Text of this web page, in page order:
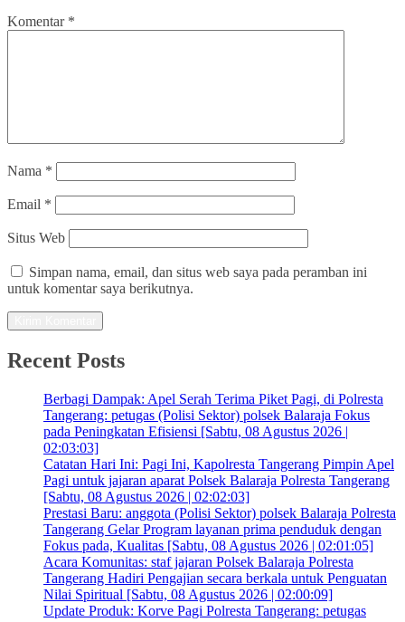
Komentar *
Nama *
Email *
Situs Web
Simpan nama, email, dan situs web saya pada peramban ini
untuk komentar saya berikutnya.
Recent Posts
Berbagi Dampak: Apel Serah Terima Piket Pagi, di Polresta
Tangerang: petugas (Polisi Sektor) polsek Balaraja Fokus
pada Peningkatan Efisiensi [Sabtu, 08 Agustus 2026 |
02:03:03]
Catatan Hari Ini: Pagi Ini, Kapolresta Tangerang Pimpin Apel
Pagi untuk jajaran aparat Polsek Balaraja Polresta Tangerang
[Sabtu, 08 Agustus 2026 | 02:02:03]
Prestasi Baru: anggota (Polisi Sektor) polsek Balaraja Polresta
Tangerang Gelar Program layanan prima penduduk dengan
Fokus pada, Kualitas [Sabtu, 08 Agustus 2026 | 02:01:05]
Acara Komunitas: staf jajaran Polsek Balaraja Polresta
Tangerang Hadiri Pengajian secara berkala untuk Penguatan
Nilai Spiritual [Sabtu, 08 Agustus 2026 | 02:00:09]
Update Produk: Korve Pagi Polresta Tangerang: petugas